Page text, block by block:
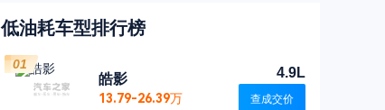
低油耗车型排行榜
皓影
13.79-26.39万
4.9L
查成交价
01